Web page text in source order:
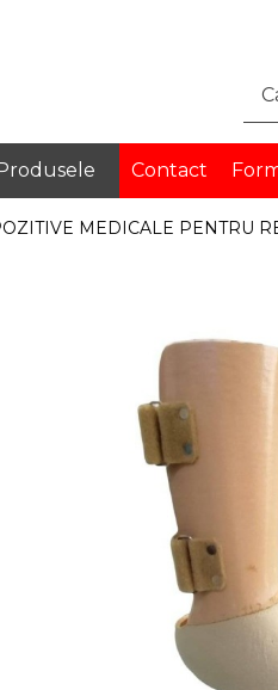
Contact
MEDICALE PENTRU